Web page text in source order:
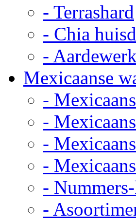
- Terrashard
- Chia
-
Mexicaanse
-
-
-
-
-
-